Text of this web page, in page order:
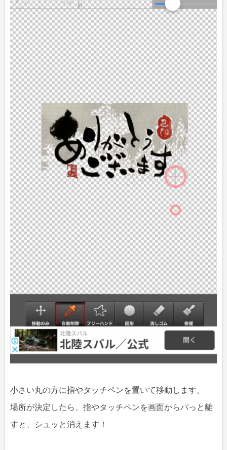
小さい丸の方に指やタッチペンを置いて移動します。
場所が決定したら、指やタッチペンを画面からパっと離
すと、シュッと消えます！